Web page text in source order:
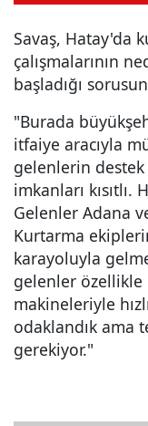
Savaş, Hatay'da
çalışmalarının
başladığı
"Burada
itfaiye aracıyla
gelenlerin
imkanları
Gelenler Adana
Kurtarma
karayoluyla
gelenler özellikle
makineleriyle
odaklandık ama
gerekiyor."